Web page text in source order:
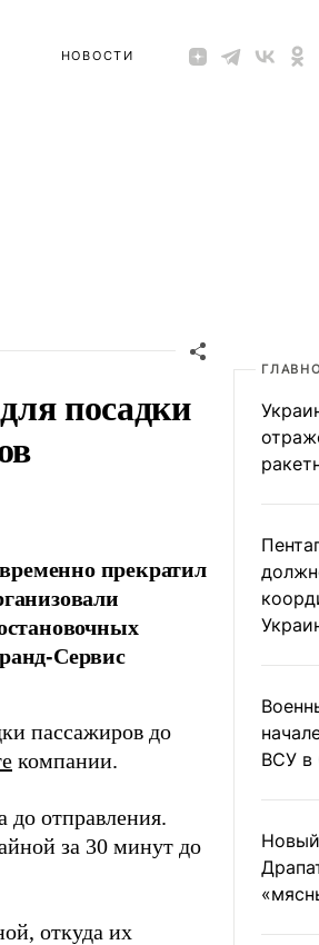
НОВОСТИ
посадки
прекратил
Сервис
пассажиров до
компании.
до отправления.
за 30 минут до
откуда их
ВСУ в